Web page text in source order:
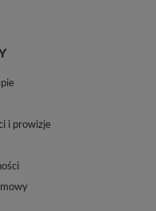
i prowizje